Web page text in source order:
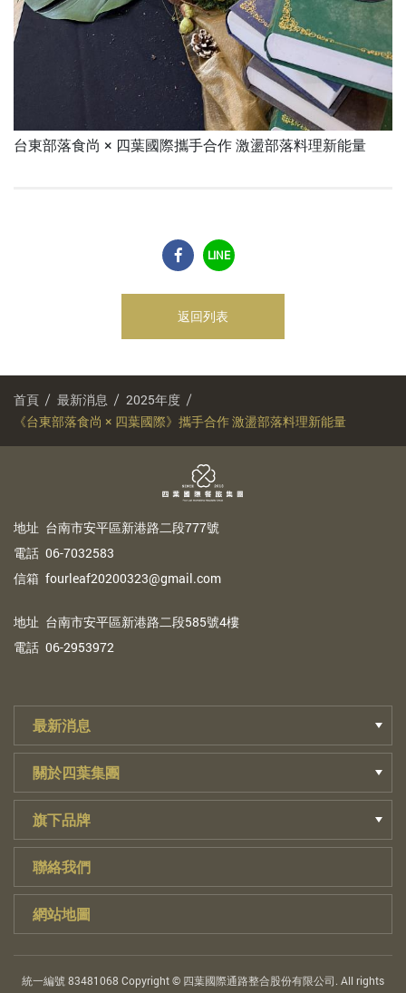
台東部落食尚 × 四葉國際攜手合作 激盪部落料理新能量
LINE
返回列表
首頁 最新消息
2025年度
《台東部落食尚 × 四葉國際》攜手合作 激盪部落料理新能量
地址 台南市安平區新港路二段777號
電話 06-7032583
信箱 fourleaf20200323@gmail.com
地址 台南市安平區新港路二段585號4樓
電話 06-2953972
最新消息
關於四葉集團
旗下品牌
聯絡我們
網站地圖
統一編號 83481068 Copyright © 四葉國際通路整合股份有限公司. All rights